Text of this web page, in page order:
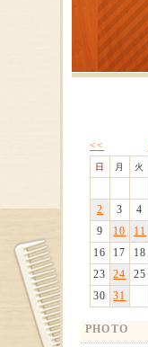
<<
日 月 火
2
3 4
9
10 11
16
17 18
23
24 25
30
31
PHOTO